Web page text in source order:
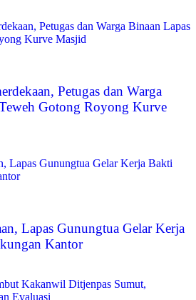
Petugas dan Warga
Gotong Royong Kurve
Lapas Gunungtua Gelar Kerja
Kantor